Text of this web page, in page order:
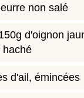
non salé
d'oignon
haché
d'ail, émincées